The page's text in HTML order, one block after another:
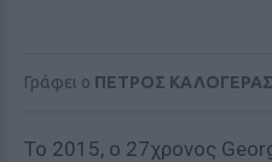
Γράφει ο ΠΕΤΡΟΣ ΚΑΛΟΓΕΡΑΣ
To 2015, ο 27χρονος